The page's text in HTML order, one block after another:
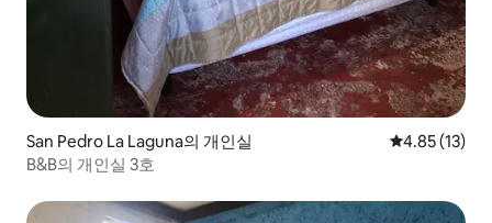
San Pedro La Laguna의 개인실 평점 4.85점
4.85 (13)
B&B의 개인실 3호